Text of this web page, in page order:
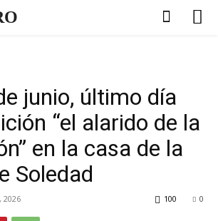
junio, último día
“el alarido de la
en la casa de la
Soledad
2026 0
100